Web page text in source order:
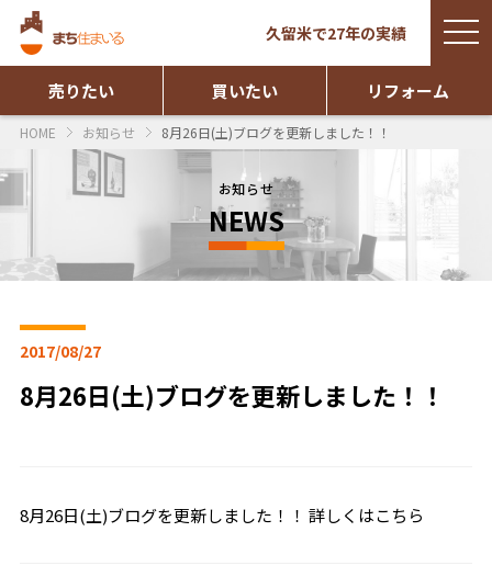
久留米で27年の実績
売りたい 買いたい リフォーム
HOME お知らせ 8月26日(土)ブログを更新しました！！
お知らせ
NEWS
2017/08/27
8月26日(土)ブログを更新しました！！
8月26日(土)ブログを更新しました！！ 詳しくはこちら